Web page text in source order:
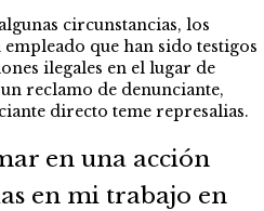
circunstancias, los
que han sido testigos
ilegales en el lugar de
reclamo de denunciante,
directo teme represalias.
en una acción
en mi trabajo en